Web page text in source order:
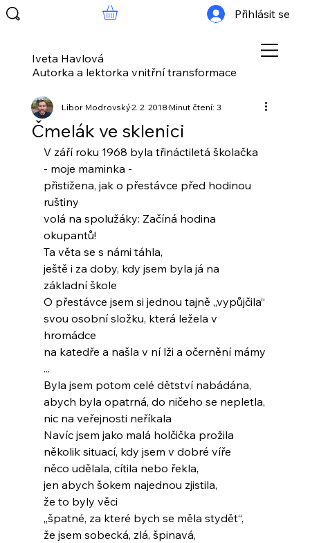
Iveta Havlová
Autorka a lektorka vnitřní transformace
Přihlásit se
Čmelák ve sklenici
Libor Modrovský2. 2. 2018Minut čtení: 3
V září roku 1968 byla třináctiletá školačka
- moje maminka -
přistižena, jak o přestávce před hodinou
ruštiny
volá na spolužáky: Začíná hodina
okupantů!
Ta věta se s námi táhla,
ještě i za doby, kdy jsem byla já na
základní škole
O přestávce jsem si jednou tajně „vypůjčila“
svou osobní složku, která ležela v
hromádce
na katedře a našla v ní lži a očernění mámy
...
Byla jsem potom celé dětství nabádána,
abych byla opatrná, do ničeho se nepletla,
nic na veřejnosti neříkala
Navíc jsem jako malá holčička prožila
několik situací, kdy jsem v dobré víře
něco udělala, cítila nebo řekla,
jen abych šokem najednou zjistila,
že to byly věci
„špatné, za které bych se měla stydět“,
že jsem sobecká, zlá, špinavá,